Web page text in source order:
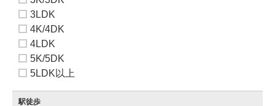
3LDK
4K/4DK
4LDK
5K/5DK
5LDK以上
駅徒歩